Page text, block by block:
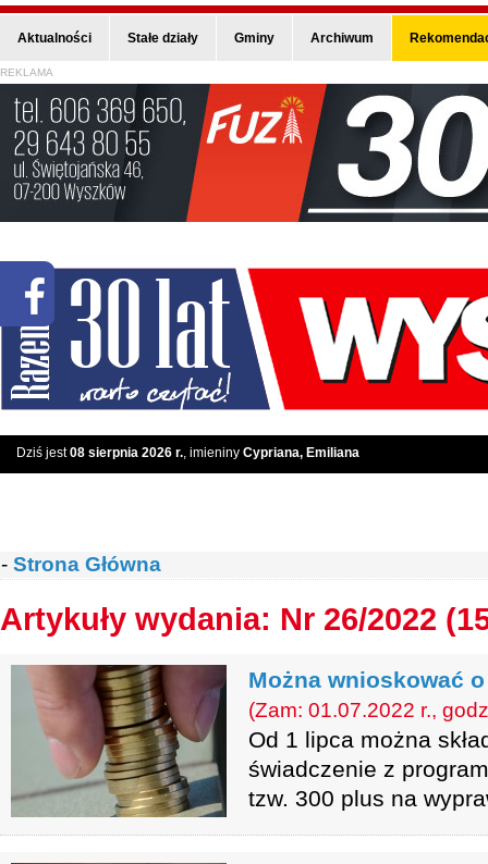
Aktualności Stałe działy Gminy Archiwum
REKLAMA
Dziś jest08 sierpnia 2026 r., imieniny Cypriana, Emiliana
- Strona Główna
Artykuły wydania: Nr 26/2022
Można wnioskować
(Zam: 01.07.2022 r.,
Od 1 lipca można
świadczenie z
tzw. 300 plus na